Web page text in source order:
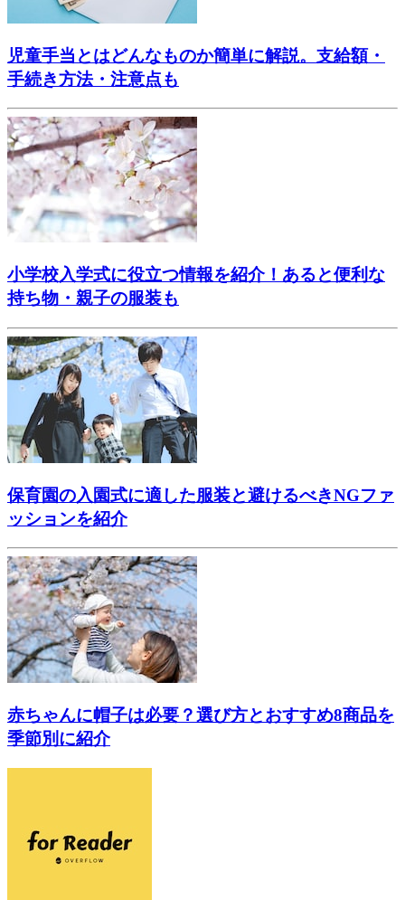
児童手当とはどんなものか簡単に解説。支給額・
手続き方法・注意点も
小学校入学式に役立つ情報を紹介！あると便利な
持ち物・親子の服装も
保育園の入園式に適した服装と避けるべきNGファ
ッションを紹介
赤ちゃんに帽子は必要？選び方とおすすめ8商品を
季節別に紹介